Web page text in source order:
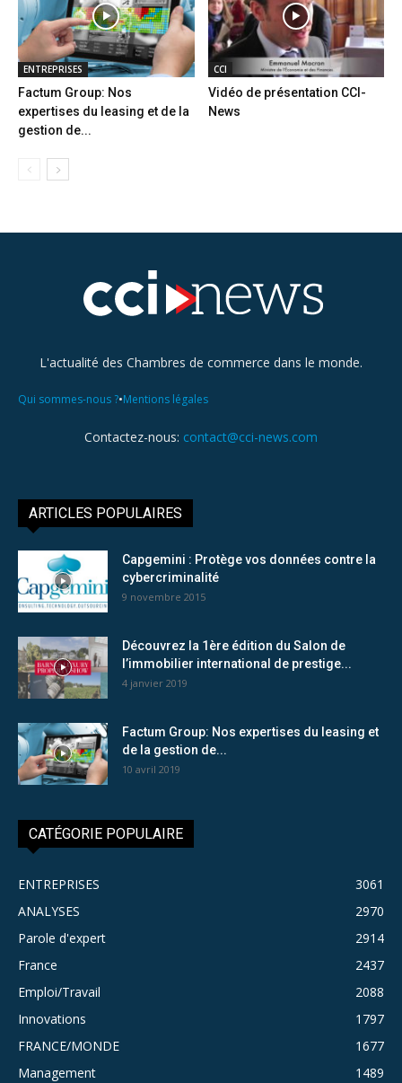
ENTREPRISES
Factum Group: Nos
expertises du leasing et de la
gestion de...
CCI
Vidéo de présentation CCI-
News
L'actualité des Chambres de commerce dans le monde.
Qui sommes-nous ?•Mentions légales
Contactez-nous: contact@cci-news.com
ARTICLES POPULAIRES
Capgemini : Protège vos données contre la
cybercriminalité
9 novembre 2015
Découvrez la 1ère édition du Salon de
l’immobilier international de prestige...
4 janvier 2019
Factum Group: Nos expertises du leasing et
de la gestion de...
10 avril 2019
CATÉGORIE POPULAIRE
ENTREPRISES
3061
ANALYSES
2970
Parole d'expert
2914
France
2437
Emploi/Travail
2088
Innovations
1797
FRANCE/MONDE
1677
Management
1489